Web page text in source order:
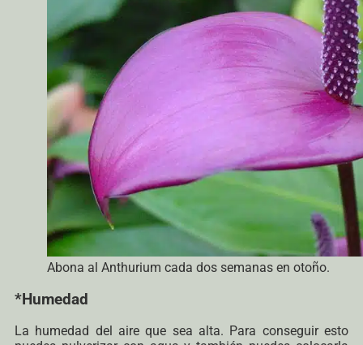
Abona al Anthurium cada dos semanas en otoño.
*Humedad
La humedad del aire que sea alta. Para conseguir esto